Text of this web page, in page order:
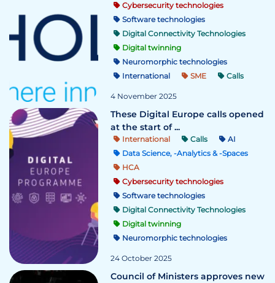
Cybersecurity technologies
Software technologies
Digital Connectivity Technologies
Digital twinning
Neuromorphic technologies
International
SME Calls
4 November 2025
These Digital Europe calls opened
at the start of ...
International Calls
AI
Data Science, -Analytics & -Spaces
HCA
Cybersecurity technologies
Software technologies
Digital Connectivity Technologies
Digital twinning
Neuromorphic technologies
24 October 2025
Council of Ministers approves new